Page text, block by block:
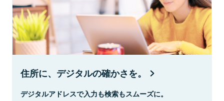
住所に、デジタルの確かさを。
デジタルアドレスで入力も検索もスムーズに。